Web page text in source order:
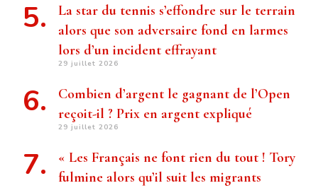
La star du tennis s’effondre sur le terrain
alors que son adversaire fond en larmes
lors d’un incident effrayant
29 juillet 2026
Combien d’argent le gagnant de l’Open
reçoit-il ? Prix ​​en argent expliqué
29 juillet 2026
« Les Français ne font rien du tout ! Tory
fulmine alors qu’il suit les migrants